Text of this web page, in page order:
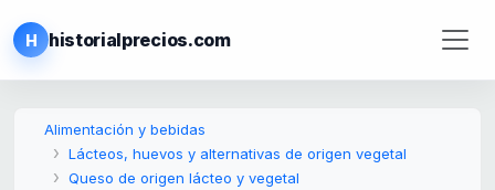
H historialprecios.com
Alimentación y bebidas
Lácteos, huevos y alternativas de origen vegetal
Queso de origen lácteo y vegetal